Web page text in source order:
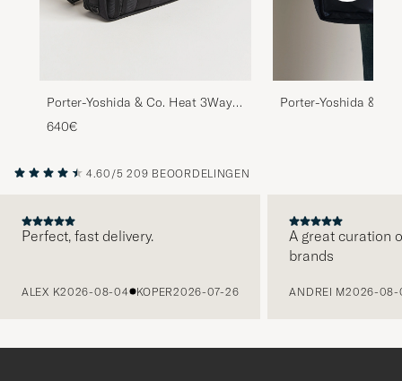
Porter-Yoshida & Co. Heat 3Way
Briefcase Black
640€
Porter-Yoshida &
4.60/5 209 BEOORDELINGEN
Perfect, fast delivery.
ALEX K2026-08-04 KOPER2026-07-26
A great curation
brands
ANDREI M2026-08-